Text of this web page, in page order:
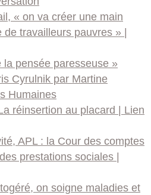
« on va créer une main
travailleurs pauvres » |
la pensée paresseuse »
Cyrulnik par Martine
Humaines
réinsertion au placard | Lien
APL : la Cour des comptes
prestations sociales |
on soigne maladies et